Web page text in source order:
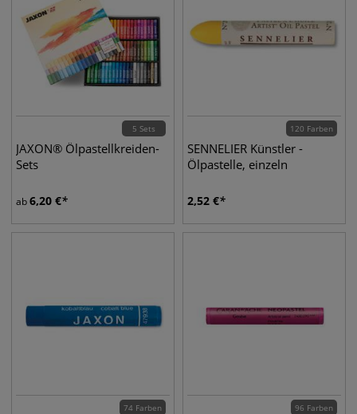
5 Sets
JAXON® Ölpastellkreiden-
Sets
ab6,20 €
120 Farben
SENNELIER Künstler -
Ölpastelle, einzeln
2,52 €
74 Farben 96 Farben